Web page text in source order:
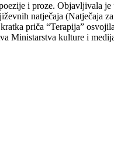
i proze. Objavljivala
natječaja (Natječaja
priča “Terapija”
Ministarstva kulture i